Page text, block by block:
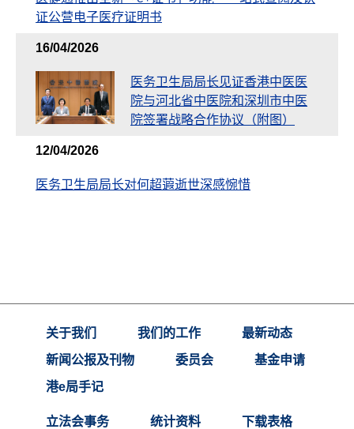
证公营电子医疗证明书
16/04/2026
医务卫生局局长见证香港中医医
院与河北省中医院和深圳市中医
院签署战略合作协议（附图）
12/04/2026
医务卫生局局长对何超蕸逝世深感惋惜
关于我们 我们的工作
最新动态
新闻公报及刊物
委员会
基金申请
港e局手记
立法会事务 统计资料
下载表格